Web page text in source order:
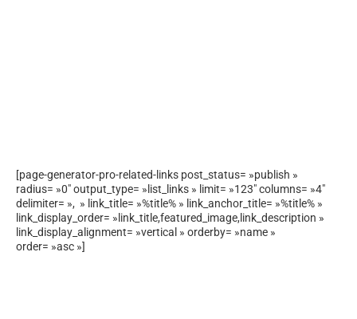
[page-generator-pro-related-links post_status= »publish »
radius= »0″ output_type= »list_links » limit= »123″ columns= »4″
delimiter= », » link_title= »%title% » link_anchor_title= »%title% »
link_display_order= »link_title,featured_image,link_description »
link_display_alignment= »vertical » orderby= »name »
order= »asc »]